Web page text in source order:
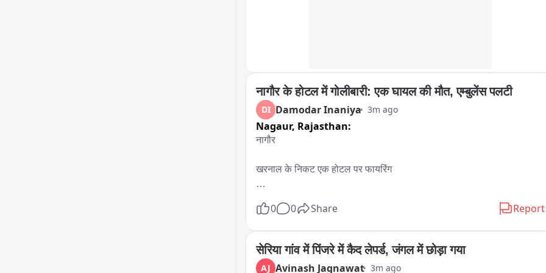
नागौर के होटल में गोलीबारी: एक घायल की मौत, एम्बुलेंस पलटी
DI Damodar Inaniya 3m ago
Nagaur, Rajasthan:
नागौर
खरनाल के निकट एक होटल पर फायरिंग
घायल को एंबुलेंस की मदद की किया जोधपुर रैफर के लिए ले जाया जा रहा था
0 0 Share Report
सेरिया गांव में पिंजरे में कैद लेपर्ड, जंगल में छोड़ा गया
AJ Avinash Jagnawat 3m ago